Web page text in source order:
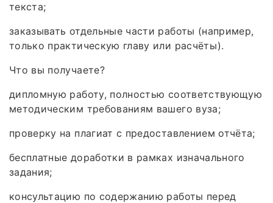
текста;
заказывать отдельные части работы (например,
только практическую главу или расчёты).
Что вы получаете?
дипломную работу, полностью соответствующую
методическим требованиям вашего вуза;
проверку на плагиат с предоставлением отчёта;
бесплатные доработки в рамках изначального
задания;
консультацию по содержанию работы перед